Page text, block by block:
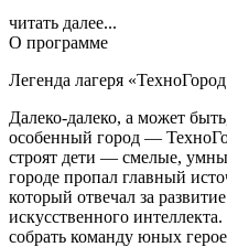
читать далее...
О программе
Легенда лагеря
Далеко-далеко, а может
особенный город —
строят дети — смелые,
городе пропал главный
который отвечал за
искусственного
собрать команду юных